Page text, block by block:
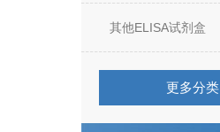
其他ELISA试剂盒
更多分类